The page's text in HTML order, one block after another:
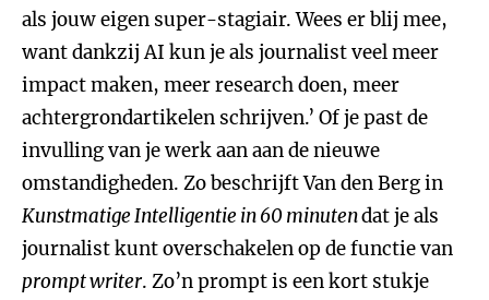
als jouw eigen super-stagiair. Wees er blij mee,
want dankzij AI kun je als journalist veel meer
impact maken, meer research doen, meer
achtergrondartikelen schrijven.’ Of je past de
invulling van je werk aan aan de nieuwe
omstandigheden. Zo beschrijft Van den Berg in
Kunstmatige Intelligentie in 60 minutendat je als
journalist kunt overschakelen op de functie van
prompt writer. Zo’n prompt is een kort stukje